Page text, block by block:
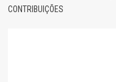
CONTRIBUIÇÕES